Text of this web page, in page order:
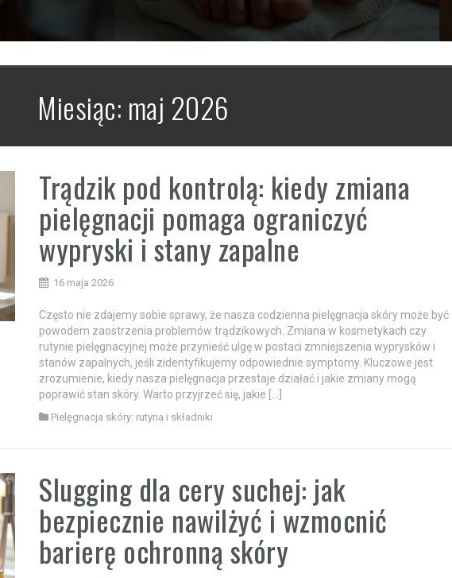
Miesiąc: maj 2026
Trądzik pod kontrolą: kiedy zmiana
pielęgnacji pomaga ograniczyć
wypryski i stany zapalne
16 maja 2026
Często nie zdajemy sobie sprawy, że nasza codzienna pielęgnacja skóry może być
powodem zaostrzenia problemów trądzikowych. Zmiana w kosmetykach czy
rutynie pielęgnacyjnej może przynieść ulgę w postaci zmniejszenia wyprysków i
stanów zapalnych, jeśli zidentyfikujemy odpowiednie symptomy. Kluczowe jest
zrozumienie, kiedy nasza pielęgnacja przestaje działać i jakie zmiany mogą
poprawić stan skóry. Warto przyjrzeć się, jakie […]
Pielęgnacja skóry: rutyna i składniki
Slugging dla cery suchej: jak
bezpiecznie nawilżyć i wzmocnić
barierę ochronną skóry